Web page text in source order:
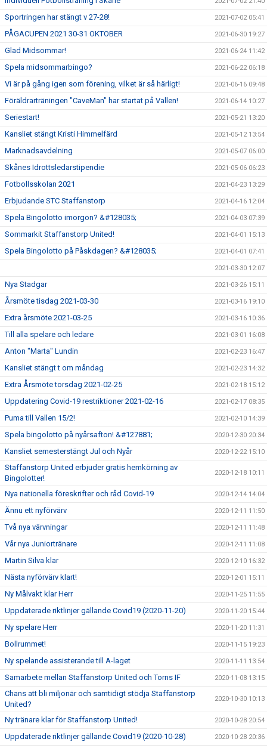
Sportringen har stängt v 27-28! 2021-07-02 05:41
PÅGACUPEN 2021 30-31 OKTOBER 2021-06-30 19:27
Glad Midsommar! 2021-06-24 11:42
Spela midsommarbingo? 2021-06-22 06:18
Vi är på gång igen som förening, vilket är så härligt! 2021-06-16 09:48
Föräldrarträningen "CaveMan" har startat på Vallen! 2021-06-14 10:27
Seriestart! 2021-05-21 13:20
Kansliet stängt Kristi Himmelfärd 2021-05-12 13:54
Marknadsavdelning 2021-05-07 06:00
Skånes Idrottsledarstipendie 2021-05-06 06:23
Fotbollsskolan 2021 2021-04-23 13:29
Erbjudande STC Staffanstorp 2021-04-16 12:04
Spela Bingolotto imorgon? &#128035; 2021-04-03 07:39
Sommarkit Staffanstorp United! 2021-04-01 15:13
Spela Bingolotto på Påskdagen? &#128035; 2021-04-01 07:41
2021-03-30 12:07
Nya Stadgar 2021-03-26 15:11
Årsmöte tisdag 2021-03-30 2021-03-16 19:10
Extra årsmöte 2021-03-25 2021-03-16 10:36
Till alla spelare och ledare 2021-03-01 16:08
Anton "Marta" Lundin 2021-02-23 16:47
Kansliet stängt t om måndag 2021-02-23 14:32
Extra Årsmöte torsdag 2021-02-25 2021-02-18 15:12
Uppdatering Covid-19 restriktioner 2021-02-16 2021-02-17 08:35
Puma till Vallen 15/2! 2021-02-10 14:39
Spela bingolotto på nyårsafton! &#127881; 2020-12-30 20:34
Kansliet semesterstängt Jul och Nyår 2020-12-22 15:10
Staffanstorp United erbjuder gratis hemkörning av
Bingolotter!
2020-12-18 10:11
Nya nationella föreskrifter och råd Covid-19 2020-12-14 14:04
Ännu ett nyförvärv 2020-12-11 11:50
Två nya värvningar 2020-12-11 11:48
Vår nya Juniortränare 2020-12-11 11:08
Martin Silva klar 2020-12-10 16:32
Nästa nyförvärv klart! 2020-12-01 15:11
Ny Målvakt klar Herr 2020-11-25 11:55
Uppdaterade riktlinjer gällande Covid19 (2020-11-20) 2020-11-20 15:44
Ny spelare Herr 2020-11-20 11:31
Bollrummet! 2020-11-15 19:23
Ny spelande assisterande till A-laget 2020-11-11 13:54
Samarbete mellan Staffanstorp United och Torns IF 2020-11-08 13:15
Chans att bli miljonär och samtidigt stödja Staffanstorp
United?
2020-10-30 10:13
Ny tränare klar för Staffanstorp United! 2020-10-28 20:54
Uppdaterade riktlinjer gällande Covid19 (2020-10-28) 2020-10-28 20:36